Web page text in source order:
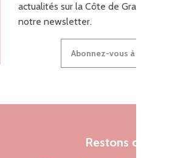
actualités sur la Côte de Granit Rose,
notre newsletter.
Abonnez-vous à notre
Restons connectés